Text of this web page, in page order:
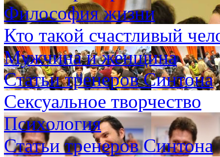
Философия жизни
Кто такой счастливый
Мужчина и женщина
Статьи тренеров Синтона
Сексуальное творчество
Психология
Статьи тренеров Синтона